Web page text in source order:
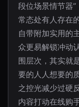
段位场景情节器
常态处有人存在
自带附加实用的
众更易解锁冲动
围层次，其实就
要的人人想要的
之控光减少过硬
内容打动在线购